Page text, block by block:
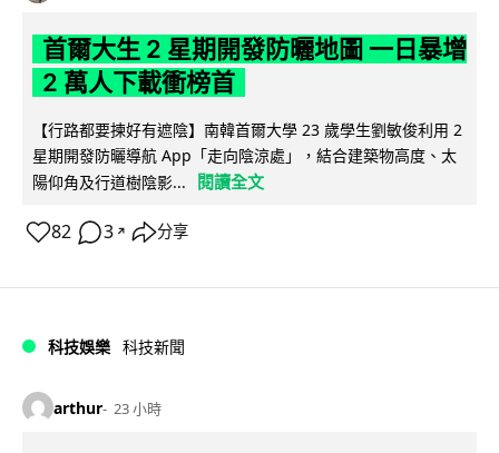
首爾大生 2 星期開發防曬地圖 一日暴增
2 萬人下載衝榜首
【行路都要揀好有遮陰】南韓首爾大學 23 歲學生劉敏俊利用 2
星期開發防曬導航 App「走向陰涼處」，結合建築物高度、太
陽仰角及行道樹陰影...
閱讀全文
82 3 ↗ 分享
科技娛樂 科技新聞
arthur 23 小時